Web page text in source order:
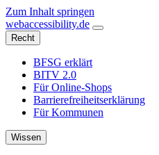
Zum Inhalt springen
webaccessibility.de
Recht
BFSG erklärt
BITV 2.0
Für Online-Shops
Barrierefreiheitserklärung
Für Kommunen
Wissen